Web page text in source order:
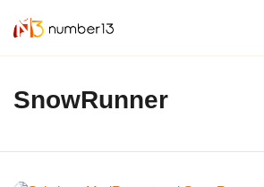
SnowRunner